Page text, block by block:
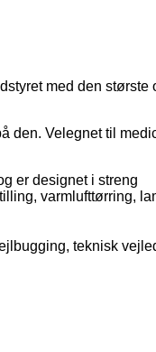
med den største
den. Velegnet til
er designet i streng
varmlufttørring,
teknisk